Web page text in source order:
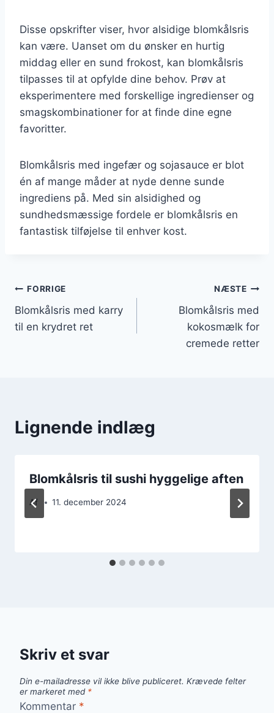
Disse opskrifter viser, hvor alsidige blomkålsris
kan være. Uanset om du ønsker en hurtig
middag eller en sund frokost, kan blomkålsris
tilpasses til at opfylde dine behov. Prøv at
eksperimentere med forskellige ingredienser og
smagskombinationer for at finde dine egne
favoritter.
Blomkålsris med ingefær og sojasauce er blot
én af mange måder at nyde denne sunde
ingrediens på. Med sin alsidighed og
sundhedsmæssige fordele er blomkålsris en
fantastisk tilføjelse til enhver kost.
Indlægsnavigation
FORRIGE
Blomkålsris med karry
til en krydret ret
NÆSTE
Blomkålsris med
kokosmælk for
cremede retter
Lignende indlæg
Blomkålsris til sushi hyggelige aften
Af 11. december 2024
Skriv et svar
Din e-mailadresse vil ikke blive publiceret. Krævede felter
er markeret med *
Kommentar *